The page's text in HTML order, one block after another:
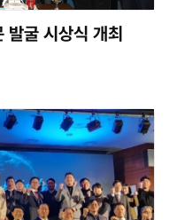
굴 시상식 개최